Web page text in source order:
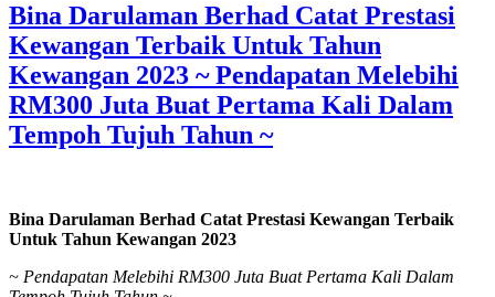
Bina Darulaman Berhad Catat Prestasi
Kewangan Terbaik Untuk Tahun
Kewangan 2023 ~ Pendapatan Melebihi
RM300 Juta Buat Pertama Kali Dalam
Tempoh Tujuh Tahun ~
Bina Darulaman Berhad Catat Prestasi Kewangan Terbaik
Untuk Tahun Kewangan 2023
~ Pendapatan Melebihi RM300 Juta Buat Pertama Kali Dalam